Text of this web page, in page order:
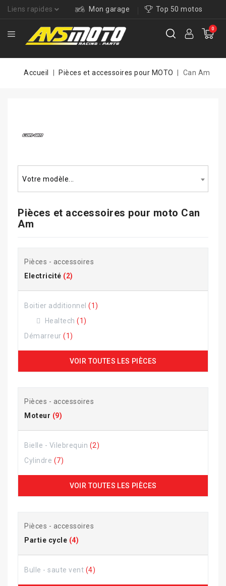
Liens rapides Mon garage Top 50 motos
0
Accueil Pièces et accessoires pour MOTO Can Am
Votre modèle...
Pièces et accessoires pour moto Can
Am
Pièces - accessoires
Electricité (2)
Boitier additionnel (1)
Healtech (1)
Démarreur (1)
VOIR TOUTES LES PIÈCES
Pièces - accessoires
Moteur (9)
Bielle - Vilebrequin (2)
Cylindre (7)
VOIR TOUTES LES PIÈCES
Pièces - accessoires
Partie cycle (4)
Bulle - saute vent (4)